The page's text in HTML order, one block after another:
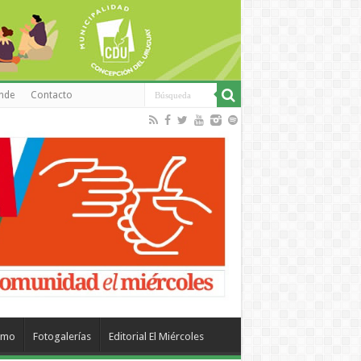
Contacto
Fotogalerías Editorial El Miércoles